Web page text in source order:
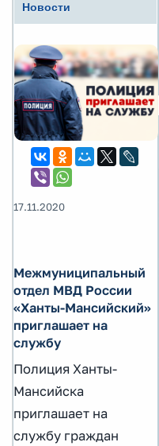
Новости
17.11.2020
Межмуниципальный
отдел МВД России
«Ханты-Мансийский»
приглашает на
службу
Полиция Ханты-
Мансийска
приглашает на
службу граждан